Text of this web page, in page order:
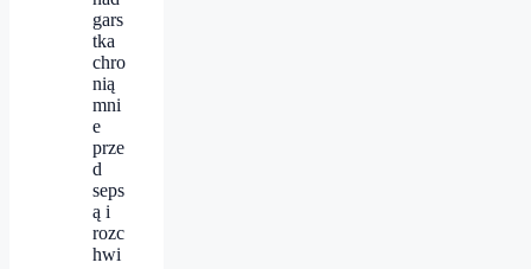
gars
tka
chro
nią
mni
e
prze
d
seps
ą i
rozc
hwi